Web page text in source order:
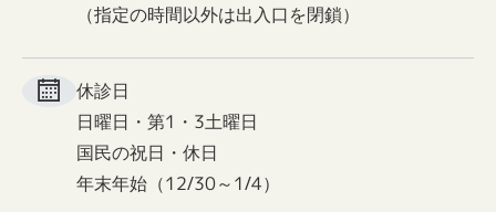
（指定の時間以外は出入口を閉鎖）
休診日
日曜日・第1・3土曜日
国民の祝日・休日
年末年始（12/30～1/4）